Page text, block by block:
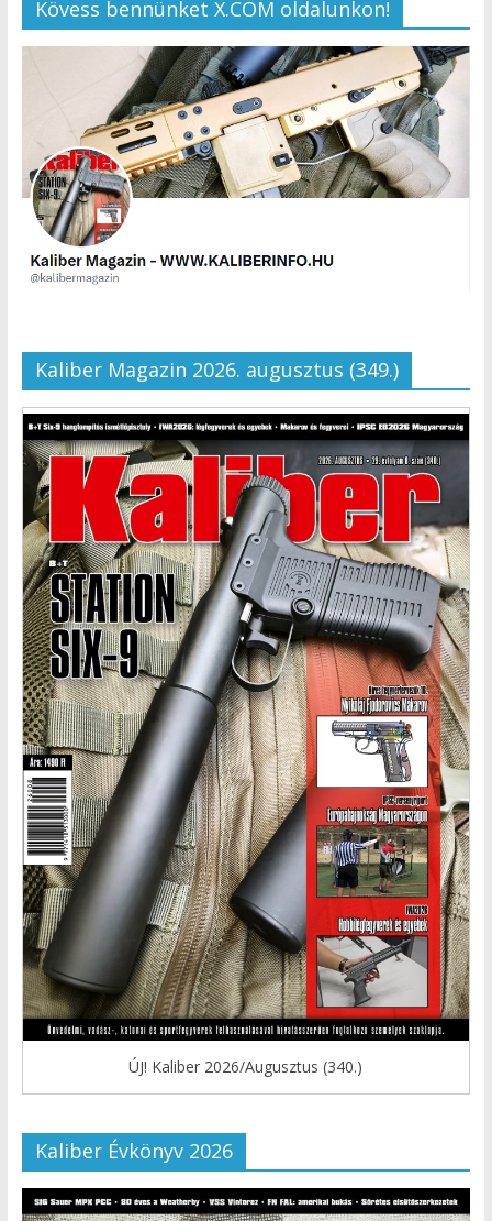
Kövess bennünket X.COM oldalunkon!
Kaliber Magazin 2026. augusztus (349.)
ÚJ! Kaliber 2026/Augusztus (340.)
Kaliber Évkönyv 2026